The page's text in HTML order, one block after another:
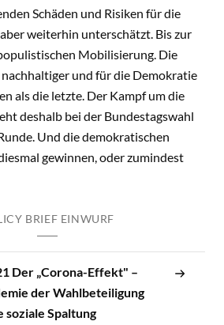
Schäden und Risiken für die
weiterhin unterschätzt. Bis zur
Mobilisierung. Die
und für die Demokratie
als die letzte. Der Kampf um die
deshalb bei der Bundestagswahl
Und die demokratischen
gewinnen, oder zumindest
BRIEF EINWURF
Der „Corona-Effekt" –
der Wahlbeteiligung
soziale Spaltung